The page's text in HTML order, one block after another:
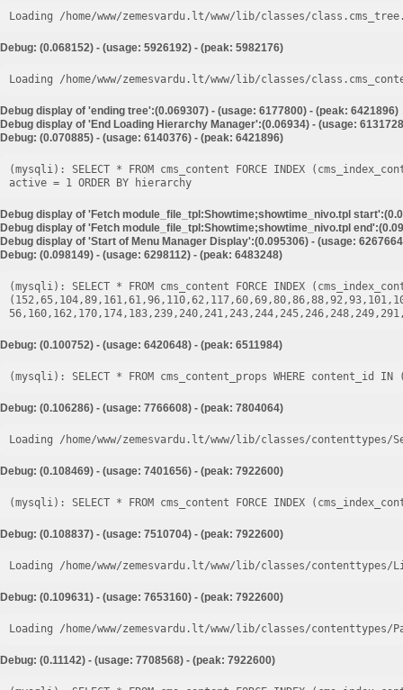
Loading /home/www/zemesvardu.lt/www/lib/classes/
Debug: (0.068152) - (usage: 5926192) - (peak: 5982176)
Loading /home/www/zemesvardu.lt/www/lib/classes/
Debug display of 'ending tree':(0.069307) - (usage: 6177800) - (peak: 6421896)
Debug display of 'End Loading Hierarchy Manager':(0.06934) - (usage:
Debug: (0.070885) - (usage: 6140376) - (peak: 6421896)
(mysqli): SELECT * FROM cms_content FORCE INDEX
Debug display of 'Fetch module_file_tpl:Showtime;showtime_nivo.tpl
Debug display of 'Fetch module_file_tpl:Showtime;showtime_nivo.tpl
Debug display of 'Start of Menu Manager Display':(0.095306) - (usage:
Debug: (0.098149) - (usage: 6298112) - (peak: 6483248)
(mysqli): SELECT * FROM cms_content FORCE INDEX
Debug: (0.100752) - (usage: 6420648) - (peak: 6511984)
Debug: (0.106286) - (usage: 7766608) - (peak: 7804064)
Loading /home/www/zemesvardu.lt/www/lib/classes/
Debug: (0.108469) - (usage: 7401656) - (peak: 7922600)
Debug: (0.108837) - (usage: 7510704) - (peak: 7922600)
Loading /home/www/zemesvardu.lt/www/lib/classes/
Debug: (0.109631) - (usage: 7653160) - (peak: 7922600)
Loading /home/www/zemesvardu.lt/www/lib/classes/
Debug: (0.11142) - (usage: 7708568) - (peak: 7922600)